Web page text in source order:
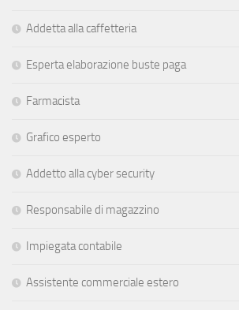
Addetta alla caffetteria
Esperta elaborazione buste paga
Farmacista
Grafico esperto
Addetto alla cyber security
Responsabile di magazzino
Impiegata contabile
Assistente commerciale estero